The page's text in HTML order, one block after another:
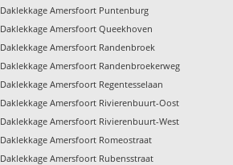
Daklekkage Amersfoort Puntenburg
Daklekkage Amersfoort Queekhoven
Daklekkage Amersfoort Randenbroek
Daklekkage Amersfoort Randenbroekerweg
Daklekkage Amersfoort Regentesselaan
Daklekkage Amersfoort Rivierenbuurt-Oost
Daklekkage Amersfoort Rivierenbuurt-West
Daklekkage Amersfoort Romeostraat
Daklekkage Amersfoort Rubensstraat